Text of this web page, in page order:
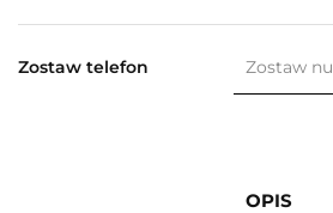
Zostaw telefon
OPIS